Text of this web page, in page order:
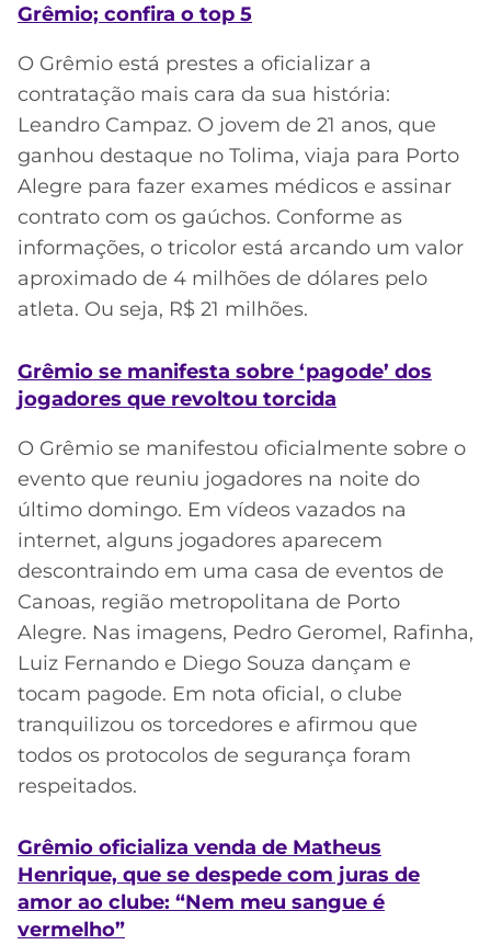
Grêmio; confira o top 5
O Grêmio está prestes a oficializar a
contratação mais cara da sua história:
Leandro Campaz. O jovem de 21 anos, que
ganhou destaque no Tolima, viaja para Porto
Alegre para fazer exames médicos e assinar
contrato com os gaúchos. Conforme as
informações, o tricolor está arcando um valor
aproximado de 4 milhões de dólares pelo
atleta. Ou seja, R$ 21 milhões.
Grêmio se manifesta sobre ‘pagode’ dos
jogadores que revoltou torcida
O Grêmio se manifestou oficialmente sobre o
evento que reuniu jogadores na noite do
último domingo. Em vídeos vazados na
internet, alguns jogadores aparecem
descontraindo em uma casa de eventos de
Canoas, região metropolitana de Porto
Alegre. Nas imagens, Pedro Geromel, Rafinha,
Luiz Fernando e Diego Souza dançam e
tocam pagode. Em nota oficial, o clube
tranquilizou os torcedores e afirmou que
todos os protocolos de segurança foram
respeitados.
Grêmio oficializa venda de Matheus
Henrique, que se despede com juras de
amor ao clube: “Nem meu sangue é
vermelho”